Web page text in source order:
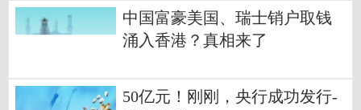
中国富豪美国、瑞士销户取钱
涌入香港？真相来了
50亿元！刚刚，央行成功发行-